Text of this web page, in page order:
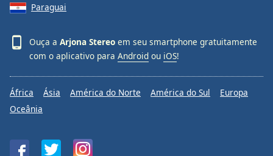
Paraguai
Ouça a Arjona Stereo em seu smartphone gratuitamente
com o aplicativo para Android ou iOS!
África Ásia América do Norte América do Sul
Europa
Oceânia